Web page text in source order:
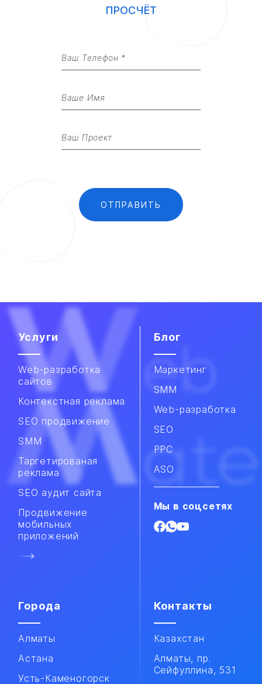
ПРОСЧЁТ
Услуги
Web-разработка
сайтов
Контекстная реклама
SEO продвижение
SMM​
Таргетированая
реклама
SEO аудит сайта
Продвижение
мобильных
приложений​
Блог
Маркетинг
SMM
Web-разработка
SEO
PPC
ASO
Мы в соцсетях
Города
Алматы
Астана
Усть-Каменогорск
Контакты
Казахстан
Алматы, пр.
Сейфуллина, 531